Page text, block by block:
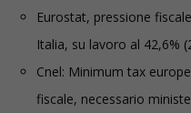
Eurostat, pressione
Italia, su lavoro al 42,6%
Cnel: Minimum tax
fiscale, necessario